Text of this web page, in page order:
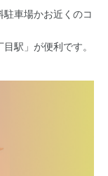
車場かお近くのコ
駅」が便利です。